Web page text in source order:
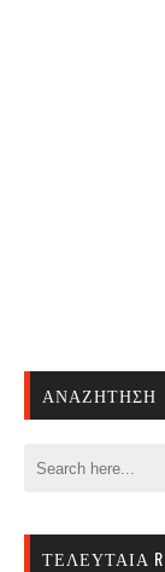
ΑΝΑΖΉΤΗΣΗ
ΤΕΛΕΥΤΑΊΑ